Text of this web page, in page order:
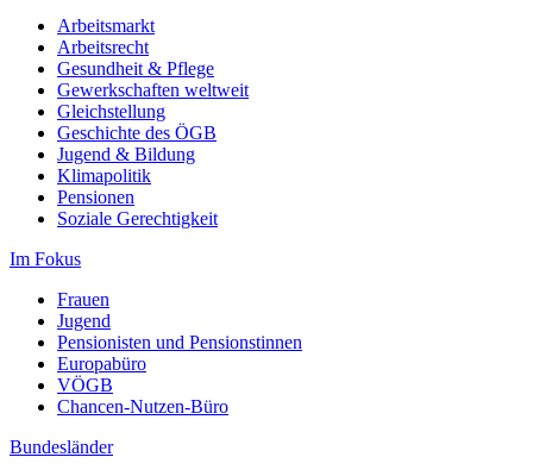
Arbeitsmarkt
Arbeitsrecht
Gesundheit & Pflege
Gewerkschaften weltweit
Gleichstellung
Geschichte des ÖGB
Jugend & Bildung
Klimapolitik
Pensionen
Soziale Gerechtigkeit
Im Fokus
Frauen
Jugend
Pensionisten und Pensionstinnen
Europabüro
VÖGB
Chancen-Nutzen-Büro
Bundesländer